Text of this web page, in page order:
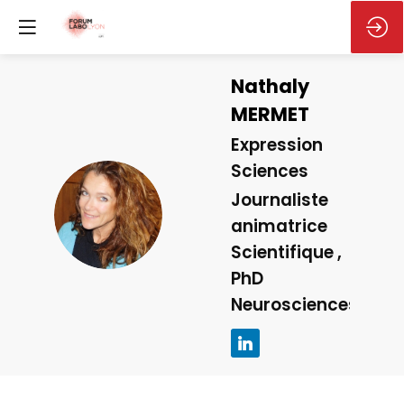
NM
Nathaly
MERMET
Expression
Sciences
Journaliste
animatrice
Scientifique ,
PhD
Neurosciences